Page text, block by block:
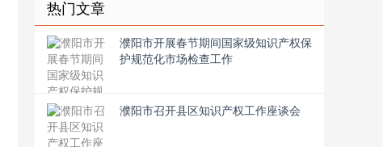
热门文章
濮阳市开展春节期间国家级知识产权保
护规范化市场检查工作
濮阳市召开县区知识产权工作座谈会